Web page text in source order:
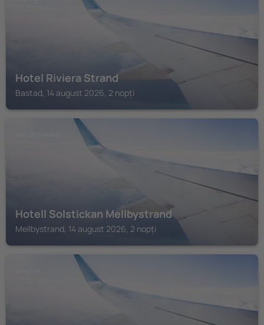
Hotel Riviera Strand
Bastad, 14 august 2026, 2 nopți
Hotell Solstickan Mellbystrand
Mellbystrand, 14 august 2026, 2 nopți